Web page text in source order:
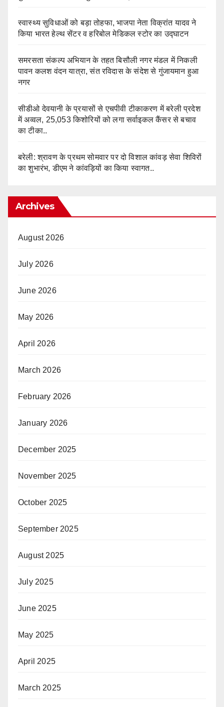
स्वास्थ्य सुविधाओं को बड़ा तोहफा, भाजपा नेता विक्रांत यादव ने
किया भारत हेल्थ सेंटर व हरिबोल मेडिकल स्टोर का उद्घाटन
समरसता संकल्प अभियान के तहत बिसौली नगर मंडल में निकली
पावन कलश वंदन यात्रा, संत रविदास के संदेश से गुंजायमान हुआ
नगर
सीडीओ देवयानी के प्रयासों से एचपीवी टीकाकरण में बरेली प्रदेश
में अव्वल, 25,053 किशोरियों को लगा सर्वाइकल कैंसर से बचाव
का टीका..
बरेली: श्रावण के प्रथम सोमवार पर दो विशाल कांवड़ सेवा शिविरों
का शुभारंभ, डीएम ने कांवड़ियों का किया स्वागत..
Archives
August 2026
July 2026
June 2026
May 2026
April 2026
March 2026
February 2026
January 2026
December 2025
November 2025
October 2025
September 2025
August 2025
July 2025
June 2025
May 2025
April 2025
March 2025